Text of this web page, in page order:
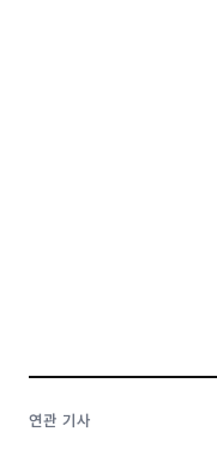
연관 기사